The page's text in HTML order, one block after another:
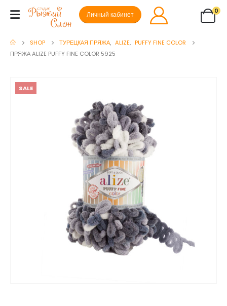
Личный кабинет
0
SHOP ТУРЕЦКАЯ ПРЯЖА, ALIZE, PUFFY FINE COLOR
ПРЯЖА ALIZE PUFFY FINE COLOR 5925
SALE